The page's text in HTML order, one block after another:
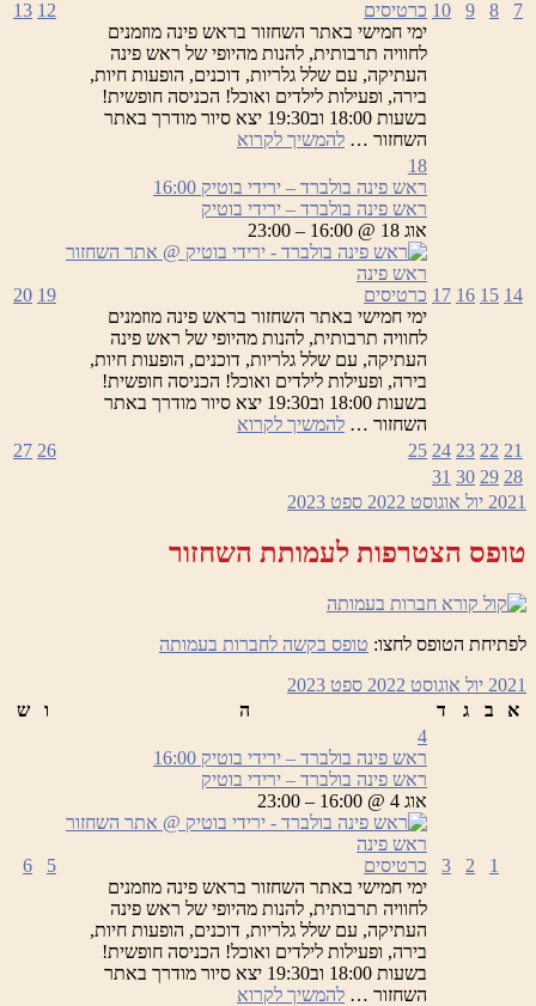
7
8
9
10 כרטיסים
ימי חמישי באתר השחזור בראש פינה מוזמנים
לחוויה תרבותית, להנות מהיופי של ראש פינה
העתיקה, עם שלל גלריות, דוכנים, הופעות חיות,
בירה, ופעילות לילדים ואוכל! הכניסה חופשית!
בשעות 18:00 וב19:30 יצא סיור מודרך באתר
השחזור … להמשיך לקרוא
בולברד
–
ירידי
בוטיק
12
13
14
15
16
17
18
ראש פינה בולברד – ירידי בוטיק 16:00
ראש פינה בולברד – ירידי בוטיק
אוג 18 @ 16:00 – 23:00
כרטיסים
ימי חמישי באתר השחזור בראש פינה מוזמנים
לחוויה תרבותית, להנות מהיופי של ראש פינה
העתיקה, עם שלל גלריות, דוכנים, הופעות חיות,
בירה, ופעילות לילדים ואוכל! הכניסה חופשית!
בשעות 18:00 וב19:30 יצא סיור מודרך באתר
השחזור … להמשיך לקרוא
19
20
21
22
23
24
25
26
27
28
29
30
31
2021 יול אוגוסט 2022 ספט 2023
טופס הצטרפות לעמותת השחזור
לפתיחת הטופס לחצו: טופס בקשה לחברות בעמותה
2021 יול אוגוסט 2022 ספט 2023
א
ב ג ד ה ו ש
1
2
3
4
ראש פינה בולברד – ירידי בוטיק 16:00
ראש פינה בולברד – ירידי בוטיק
אוג 4 @ 16:00 – 23:00
כרטיסים
ימי חמישי באתר השחזור בראש פינה מוזמנים
לחוויה תרבותית, להנות מהיופי של ראש פינה
העתיקה, עם שלל גלריות, דוכנים, הופעות חיות,
בירה, ופעילות לילדים ואוכל! הכניסה חופשית!
בשעות 18:00 וב19:30 יצא סיור מודרך באתר
השחזור … להמשיך לקרוא
5
6